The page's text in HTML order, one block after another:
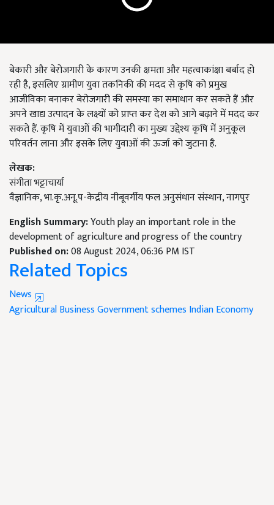
बेकारी और बेरोजगारी के कारण उनकी क्षमता और महत्वाकांक्षा बर्बाद हो
रही है, इसलिए ग्रामीण युवा तकनिकी की मदद से कृषि को प्रमुख
आजीविका बनाकर बेरोजगारी की समस्या का समाधान कर सकते हैं और
अपने खाद्य उत्पादन के लक्ष्यों को प्राप्त कर देश को आगे बढ़ाने में मदद कर
सकते हैं. कृषि में युवाओं की भागीदारी का मुख्य उद्देश्य कृषि में अनुकूल
परिवर्तन लाना और इसके लिए युवाओं की ऊर्जा को जुटाना है.
लेखक:
संगीता भट्टाचार्या
वैज्ञानिक, भा.कृ.अनू.प-केद्रीय नीबूवर्गीय फल अनुसंधान संस्थान, नागपुर
English Summary:Youth play an important role in the
development of agriculture and progress of the country
Published on:08 August 2024, 06:36 PM IST
Related Topics
News
Agricultural BusinessGovernment schemes Indian Economy